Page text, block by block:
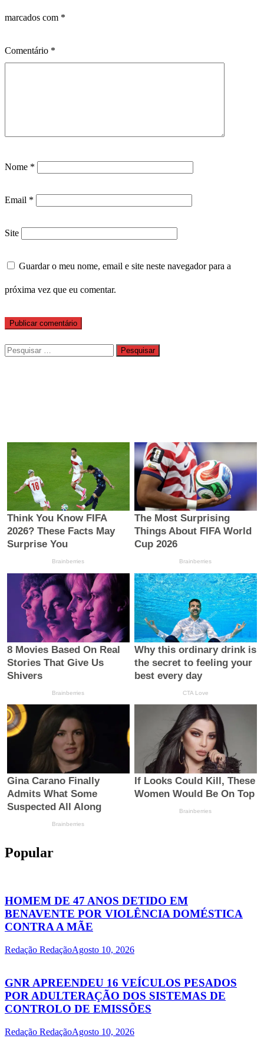
marcados com *
Comentário *
Nome *
Email *
Site
Guardar o meu nome, email e site neste navegador para a
próxima vez que eu comentar.
Pesquisar
por:
Popular
HOMEM DE 47 ANOS DETIDO EM
BENAVENTE POR VIOLÊNCIA DOMÉSTICA
CONTRA A MÃE
Redação RedaçãoAgosto 10, 2026
GNR APREENDEU 16 VEÍCULOS PESADOS
POR ADULTERAÇÃO DOS SISTEMAS DE
CONTROLO DE EMISSÕES
Redação RedaçãoAgosto 10, 2026